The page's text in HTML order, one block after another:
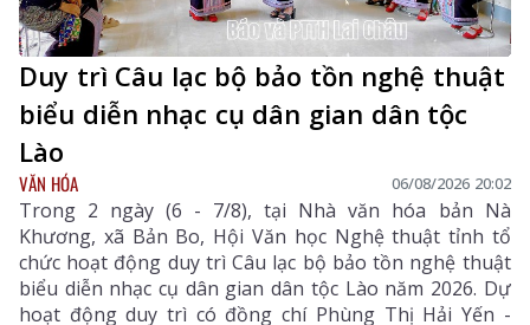
Duy trì Câu lạc bộ bảo tồn nghệ thuật
biểu diễn nhạc cụ dân gian dân tộc
Lào
VĂN HÓA 06/08/2026 20:02
Trong 2 ngày (6 - 7/8), tại Nhà văn hóa bản Nà
Khương, xã Bản Bo, Hội Văn học Nghệ thuật tỉnh tổ
chức hoạt động duy trì Câu lạc bộ bảo tồn nghệ thuật
biểu diễn nhạc cụ dân gian dân tộc Lào năm 2026. Dự
hoạt động duy trì có đồng chí Phùng Thị Hải Yến -